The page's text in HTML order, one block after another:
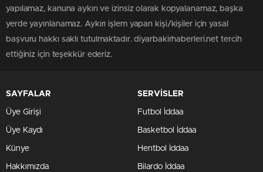
yapılamaz, kanuna aykırı ve izinsiz olarak kopyalanamaz, başka
yerde yayınlanamaz. Aykırı işlem yapan kişi/kişiler için yasal
başvuru hakkı saklı tutulmaktadır. diyarbakirhaberleri.net tercih
ettiğiniz için teşekkür ederiz.
SAYFALAR
Üye Girişi
Üye Kaydı
Künye
Hakkımızda
SERVİSLER
Futbol İddaa
Basketbol İddaa
Hentbol İddaa
Bilardo İddaa